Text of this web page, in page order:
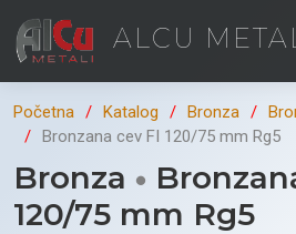
ALCU
Početna Katalog Bronza
Bronzana cev FI 120/75 mm Rg5
Bronza
120/75 mm Rg5